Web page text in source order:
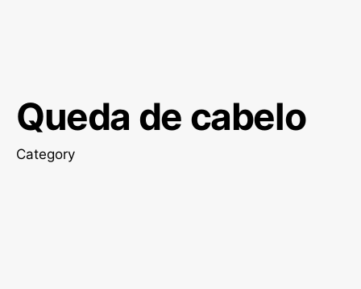
Queda de cabelo
Category